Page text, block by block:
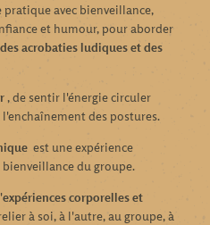
pratique avec bienveillance,
et humour, pour aborder
acrobaties ludiques et des
, de sentir l'énergie circuler
des postures.
est une expérience
du groupe.
corporelles et
à soi, à l'autre, au groupe, à